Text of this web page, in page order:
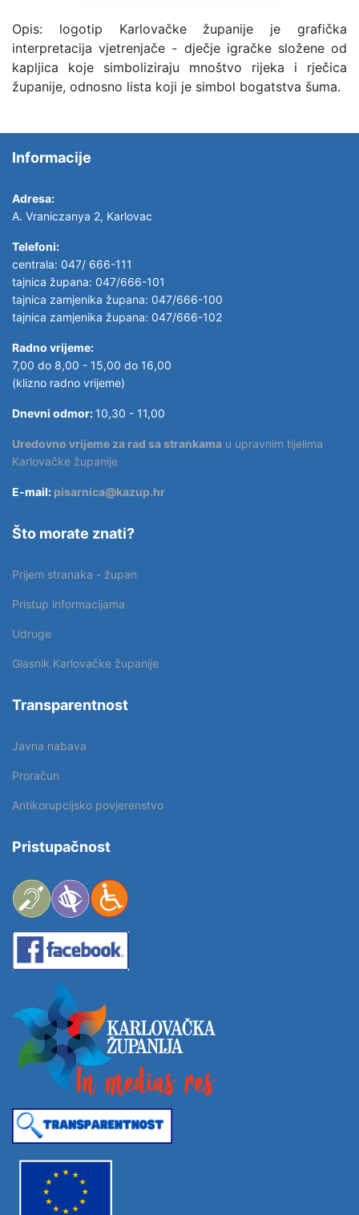
Opis: logotip Karlovačke županije je grafička
interpretacija vjetrenjače - dječje igračke složene od
kapljica koje simboliziraju mnoštvo rijeka i rječica
županije, odnosno lista koji je simbol bogatstva šuma.
Informacije
Adresa:
A. Vraniczanya 2, Karlovac
Telefoni:
centrala: 047/ 666-111
tajnica župana: 047/666-101
tajnica zamjenika župana: 047/666-100
tajnica zamjenika župana: 047/666-102
Radno vrijeme:
7,00 do 8,00 - 15,00 do 16,00
(klizno radno vrijeme)
Dnevni odmor: 10,30 - 11,00
Uredovno vrijeme za rad sa strankama u upravnim tijelima
Karlovačke županije
E-mail: pisarnica@kazup.hr
Što morate znati?
Prijem stranaka - župan
Pristup informacijama
Udruge
Glasnik Karlovačke županije
Transparentnost
Javna nabava
Proračun
Antikorupcijsko povjerenstvo
Pristupačnost